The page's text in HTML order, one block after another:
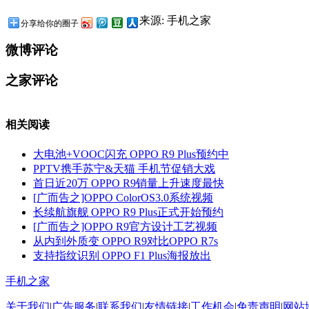
分享给你的圈子 来源: 手机之家
微博评论
之家评论
相关阅读
大电池+VOOC闪充 OPPO R9 Plus预约中
PPTV携手苏宁&天猫 手机节促销大戏
首日近20万 OPPO R9销量上升速度最快
[广而告之]OPPO ColorOS3.0系统视频
长续航旗舰 OPPO R9 Plus正式开始预约
[广而告之]OPPO R9官方设计工艺视频
从内到外质变 OPPO R9对比OPPO R7s
支持指纹识别 OPPO F1 Plus海报放出
手机之家
关于我们|广告服务|联系我们|友情链接|工作机会|免责声明|网站